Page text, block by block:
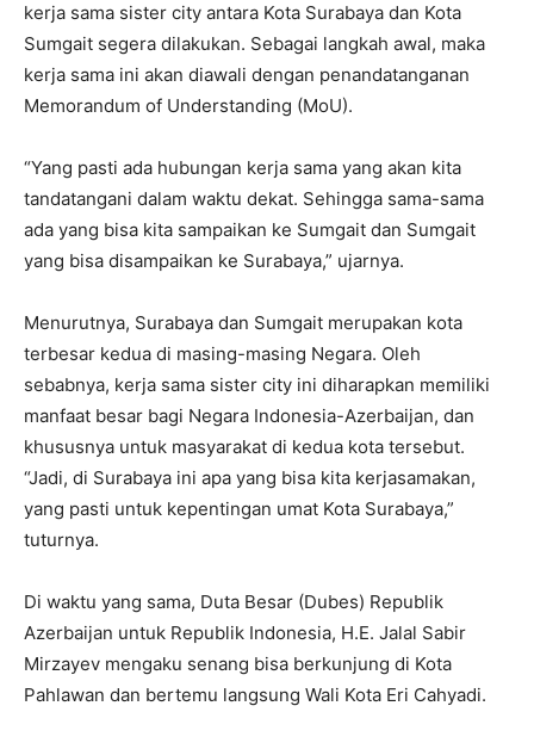
kerja sama sister city antara Kota Surabaya dan Kota
Sumgait segera dilakukan. Sebagai langkah awal, maka
kerja sama ini akan diawali dengan penandatanganan
Memorandum of Understanding (MoU).
“Yang pasti ada hubungan kerja sama yang akan kita
tandatangani dalam waktu dekat. Sehingga sama-sama
ada yang bisa kita sampaikan ke Sumgait dan Sumgait
yang bisa disampaikan ke Surabaya,” ujarnya.
Menurutnya, Surabaya dan Sumgait merupakan kota
terbesar kedua di masing-masing Negara. Oleh
sebabnya, kerja sama sister city ini diharapkan memiliki
manfaat besar bagi Negara Indonesia-Azerbaijan, dan
khususnya untuk masyarakat di kedua kota tersebut.
“Jadi, di Surabaya ini apa yang bisa kita kerjasamakan,
yang pasti untuk kepentingan umat Kota Surabaya,”
tuturnya.
Di waktu yang sama, Duta Besar (Dubes) Republik
Azerbaijan untuk Republik Indonesia, H.E. Jalal Sabir
Mirzayev mengaku senang bisa berkunjung di Kota
Pahlawan dan bertemu langsung Wali Kota Eri Cahyadi.